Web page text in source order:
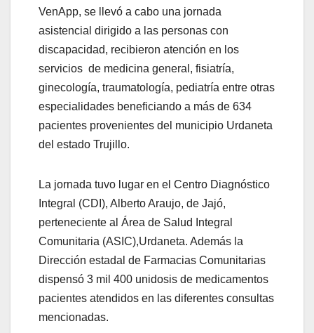
VenApp, se llevó a cabo una jornada
asistencial dirigido a las personas con
discapacidad, recibieron atención en los
servicios de medicina general, fisiatría,
ginecología, traumatología, pediatría entre otras
especialidades beneficiando a más de 634
pacientes provenientes del municipio Urdaneta
del estado Trujillo.
La jornada tuvo lugar en el Centro Diagnóstico
Integral (CDI), Alberto Araujo, de Jajó,
perteneciente al Área de Salud Integral
Comunitaria (ASIC),Urdaneta. Además la
Dirección estadal de Farmacias Comunitarias
dispensó 3 mil 400 unidosis de medicamentos
pacientes atendidos en las diferentes consultas
mencionadas.